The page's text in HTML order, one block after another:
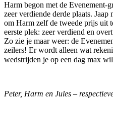
Harm begon met de Evenement-
zeer verdiende derde plaats. Jaap
om Harm zelf de tweede prijs uit
eerste plek: zeer verdiend en
Zo zie je maar weer: de
zeilers! Er wordt alleen wat
wedstrijden je op een dag max
Peter, Harm en Jules –